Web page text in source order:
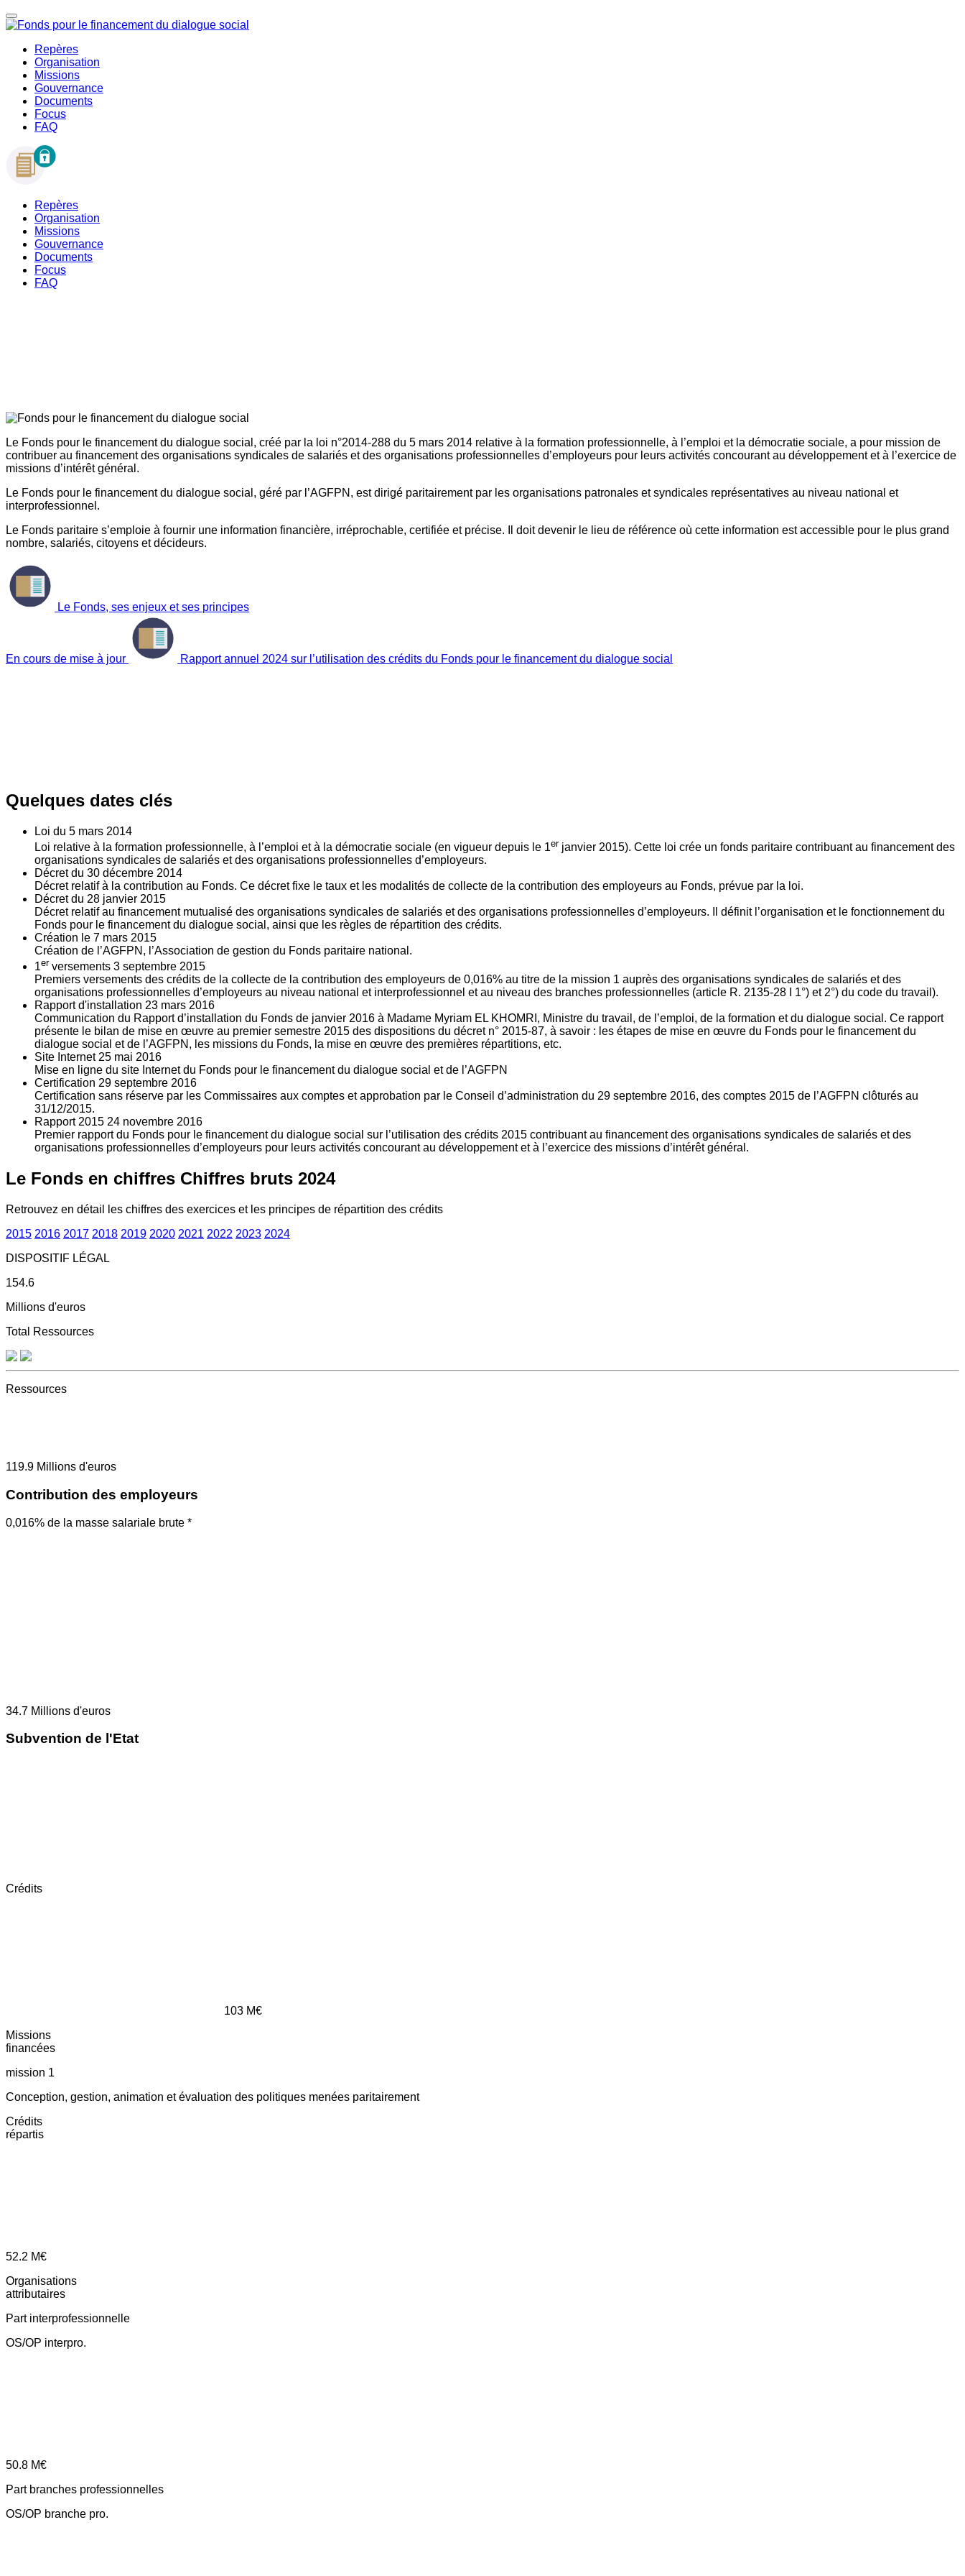
Repères
Organisation
Missions
Gouvernance
Documents
Focus
FAQ
Repères
Organisation
Missions
Gouvernance
Documents
Focus
FAQ
Le Fonds pour le financement du dialogue social, créé par la loi n°2014-288 du 5 mars 2014 relative à la formation professionnelle, à l’emploi et la démocratie sociale, a pour mission de
contribuer au financement des organisations syndicales de salariés et des organisations professionnelles d’employeurs pour leurs activités concourant au développement et à l’exercice de
missions d’intérêt général.
Le Fonds pour le financement du dialogue social, géré par l’AGFPN, est dirigé paritairement par les organisations patronales et syndicales représentatives au niveau national et
interprofessionnel.
Le Fonds paritaire s’emploie à fournir une information financière, irréprochable, certifiée et précise. Il doit devenir le lieu de référence où cette information est accessible pour le plus grand
nombre, salariés, citoyens et décideurs.
Le Fonds, ses enjeux et ses principes
En cours de mise à jour Rapport annuel 2024 sur l’utilisation des crédits du Fonds pour le financement du dialogue social
Quelques dates clés
Loi du 5 mars 2014
Loi relative à la formation professionnelle, à l’emploi et à la démocratie sociale (en vigueur depuis le 1er janvier 2015). Cette loi crée un fonds paritaire contribuant au financement des
organisations syndicales de salariés et des organisations professionnelles d’employeurs.
Décret du 30 décembre 2014
Décret relatif à la contribution au Fonds. Ce décret fixe le taux et les modalités de collecte de la contribution des employeurs au Fonds, prévue par la loi.
Décret du 28 janvier 2015
Décret relatif au financement mutualisé des organisations syndicales de salariés et des organisations professionnelles d’employeurs. Il définit l’organisation et le fonctionnement du
Fonds pour le financement du dialogue social, ainsi que les règles de répartition des crédits.
Création le 7 mars 2015
Création de l’AGFPN, l’Association de gestion du Fonds paritaire national.
1er versements 3 septembre 2015
Premiers versements des crédits de la collecte de la contribution des employeurs de 0,016% au titre de la mission 1 auprès des organisations syndicales de salariés et des
organisations professionnelles d’employeurs au niveau national et interprofessionnel et au niveau des branches professionnelles (article R. 2135‐28 I 1°) et 2°) du code du travail).
Rapport d'installation 23 mars 2016
Communication du Rapport d’installation du Fonds de janvier 2016 à Madame Myriam EL KHOMRI, Ministre du travail, de l’emploi, de la formation et du dialogue social. Ce rapport
présente le bilan de mise en œuvre au premier semestre 2015 des dispositions du décret n° 2015-87, à savoir : les étapes de mise en œuvre du Fonds pour le financement du
dialogue social et de l’AGFPN, les missions du Fonds, la mise en œuvre des premières répartitions, etc.
Site Internet 25 mai 2016
Mise en ligne du site Internet du Fonds pour le financement du dialogue social et de l’AGFPN
Certification 29 septembre 2016
Certification sans réserve par les Commissaires aux comptes et approbation par le Conseil d’administration du 29 septembre 2016, des comptes 2015 de l’AGFPN clôturés au
31/12/2015.
Rapport 2015 24 novembre 2016
Premier rapport du Fonds pour le financement du dialogue social sur l’utilisation des crédits 2015 contribuant au financement des organisations syndicales de salariés et des
organisations professionnelles d’employeurs pour leurs activités concourant au développement et à l’exercice des missions d’intérêt général.
Le Fonds en chiffres Chiffres bruts 2024
Retrouvez en détail les chiffres des exercices et les principes de répartition des crédits
2015 2016 2017 2018 2019 2020 2021 2022 2023 2024
DISPOSITIF LÉGAL
154.6
Millions d'euros
Total Ressources
Ressources
119.9 Millions d'euros
Contribution des employeurs
0,016% de la masse salariale brute *
34.7 Millions d'euros
Subvention de l'Etat
Crédits
103 M€
Missions
financées
mission 1
Conception, gestion, animation et évaluation des politiques menées paritairement
Crédits
répartis
52.2 M€
Organisations
attributaires
Part interprofessionnelle
OS/OP interpro.
50.8 M€
Part branches professionnelles
OS/OP branche pro.